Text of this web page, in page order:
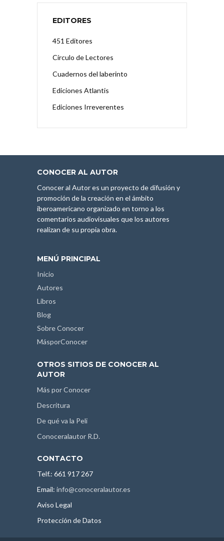
EDITORES
451 Editores
Círculo de Lectores
Cuadernos del laberinto
Ediciones Atlantis
Ediciones Irreverentes
CONOCER AL AUTOR
Conocer al Autor es un proyecto de difusión y
promoción de la creación en el ámbito
iberoamericano organizado en torno a los
comentarios audiovisuales que los autores
realizan de su propia obra.
MENÚ PRINCIPAL
Inicio
Autores
Libros
Blog
Sobre Conocer
MásporConocer
OTROS SITIOS DE CONOCER AL
AUTOR
Más por Conocer
Descritura
De qué va la Peli
Conoceralautor R.D.
CONTACTO
Telf.: 661 917 267
Email: info@conoceralautor.es
Aviso Legal
Protección de Datos